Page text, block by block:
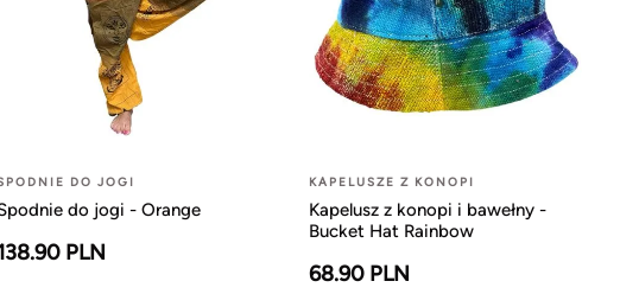
DO JOGI
do jogi - Orange
PLN
KAPELUSZE Z KONOPI
Kapelusz z konopi i bawełny -
Bucket Hat Rainbow
68.90 PLN